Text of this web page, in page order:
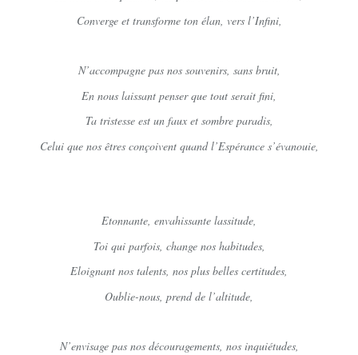
Converge et transforme ton élan, vers l’Infini,
N’accompagne pas nos souvenirs, sans bruit,
En nous laissant penser que tout serait fini,
Ta tristesse est un faux et sombre paradis,
Celui que nos êtres conçoivent quand l’Espérance s’évanouie,
Etonnante, envahissante lassitude,
Toi qui parfois, change nos habitudes,
Eloignant nos talents, nos plus belles certitudes,
Oublie-nous, prend de l’altitude,
N’envisage pas nos découragements, nos inquiétudes,